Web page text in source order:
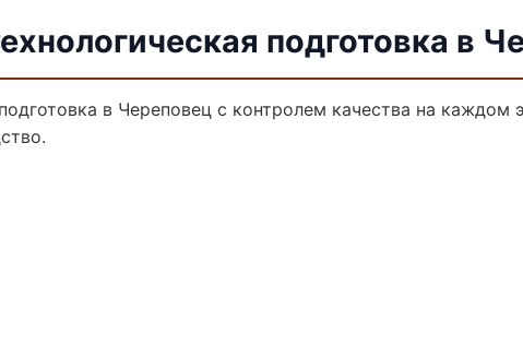
подготовка в
в Череповец с контролем качества на